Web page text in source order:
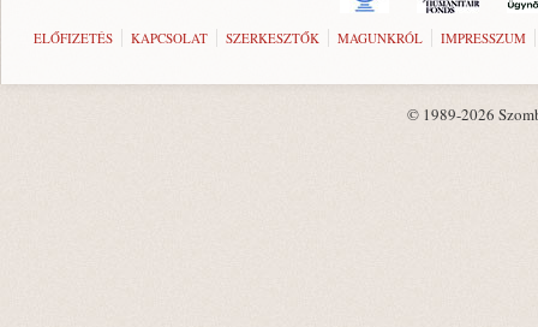
ELŐFIZETÉS KAPCSOLAT SZERKESZTŐK MAGUNKRÓL IMPRESSZUM
© 1989-2026